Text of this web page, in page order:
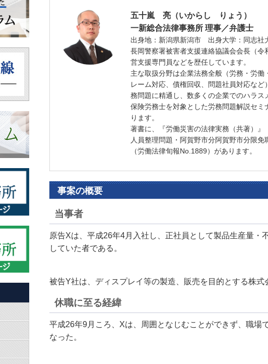
五十嵐 亮 （いからし りょう）
一新総合法律事務所 理事／弁護士
出身地：新潟県新潟市 出身大学：同志社
長岡警察署被害者支援連絡協議会会長（令
営支援専門員などを歴任しています。
主な取扱分野は企業法務全般（労務・労働
レーム対応、債権回収、問題社員対応な
務問題に精通し、数多くの企業でのハラス
保険労務士を対象とした労務問題解説セミ
ります。
著書に、『労働災害の法律実務（共著）』
人員整理問題・阿賀野市分阿賀野市分限
（労働法律旬報No.1889）があります。
事案の概要
当事者
原告Xは、平成26年4月入社し、正社員として製品生産量・
していた者である。
被告Y社は、ディスプレイ等の製造、販売を目的とする株式
休職に至る経緯
平成26年9月ころ、Xは、周囲となじむことができず、職場
なった。